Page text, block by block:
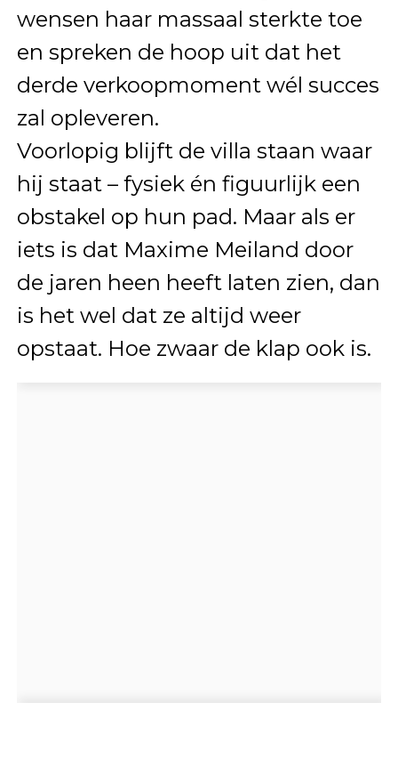
wensen haar massaal sterkte toe
en spreken de hoop uit dat het
derde verkoopmoment wél succes
zal opleveren.
Voorlopig blijft de villa staan waar
hij staat – fysiek én figuurlijk een
obstakel op hun pad. Maar als er
iets is dat Maxime Meiland door
de jaren heen heeft laten zien, dan
is het wel dat ze altijd weer
opstaat. Hoe zwaar de klap ook is.